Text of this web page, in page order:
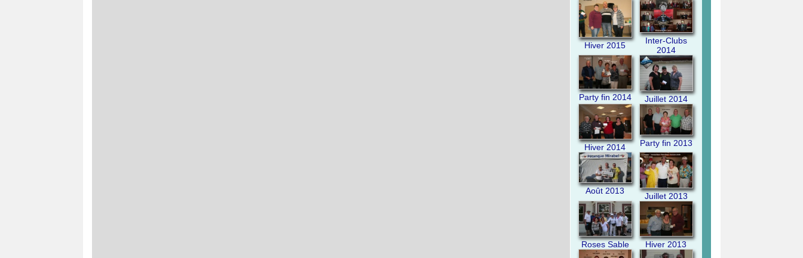
Hiver 2015
Inter-Clubs
2014
Party fin 2014 Juillet 2014
Hiver 2014 Party fin 2013
Août 2013
Juillet 2013
Roses Sable Hiver 2013